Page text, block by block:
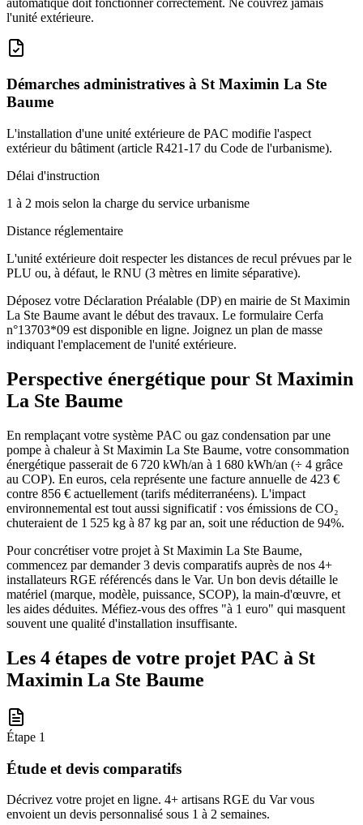
l'unité extérieure.
Démarches administratives à St Maximin La Ste
Baume
L'installation d'une unité extérieure de PAC modifie l'aspect
extérieur du bâtiment (article R421-17 du Code de l'urbanisme).
Délai d'instruction
1 à 2 mois selon la charge du service urbanisme
Distance réglementaire
L'unité extérieure doit respecter les distances de recul prévues par le
PLU ou, à défaut, le RNU (3 mètres en limite séparative).
Déposez votre Déclaration Préalable (DP) en mairie de St Maximin
La Ste Baume avant le début des travaux. Le formulaire Cerfa
n°13703*09 est disponible en ligne. Joignez un plan de masse
indiquant l'emplacement de l'unité extérieure.
Perspective énergétique pour St Maximin
La Ste Baume
En remplaçant votre système PAC ou gaz condensation par une
pompe à chaleur à St Maximin La Ste Baume, votre consommation
énergétique passerait de 6 720 kWh/an à 1 680 kWh/an (÷ 4 grâce
au COP). En euros, cela représente une facture annuelle de 423 €
contre 856 € actuellement (tarifs méditerranéens). L'impact
environnemental est tout aussi significatif : vos émissions de CO₂
chuteraient de 1 525 kg à 87 kg par an, soit une réduction de 94%.
Pour concrétiser votre projet à St Maximin La Ste Baume,
commencez par demander 3 devis comparatifs auprès de nos 4+
installateurs RGE référencés dans le Var. Un bon devis détaille le
matériel (marque, modèle, puissance, SCOP), la main-d'œuvre, et
les aides déduites. Méfiez-vous des offres "à 1 euro" qui masquent
souvent une qualité d'installation insuffisante.
Les 4 étapes de votre projet PAC à St
Maximin La Ste Baume
Étape 1
Étude et devis comparatifs
Décrivez votre projet en ligne. 4+ artisans RGE du Var vous
envoient un devis personnalisé sous 1 à 2 semaines.